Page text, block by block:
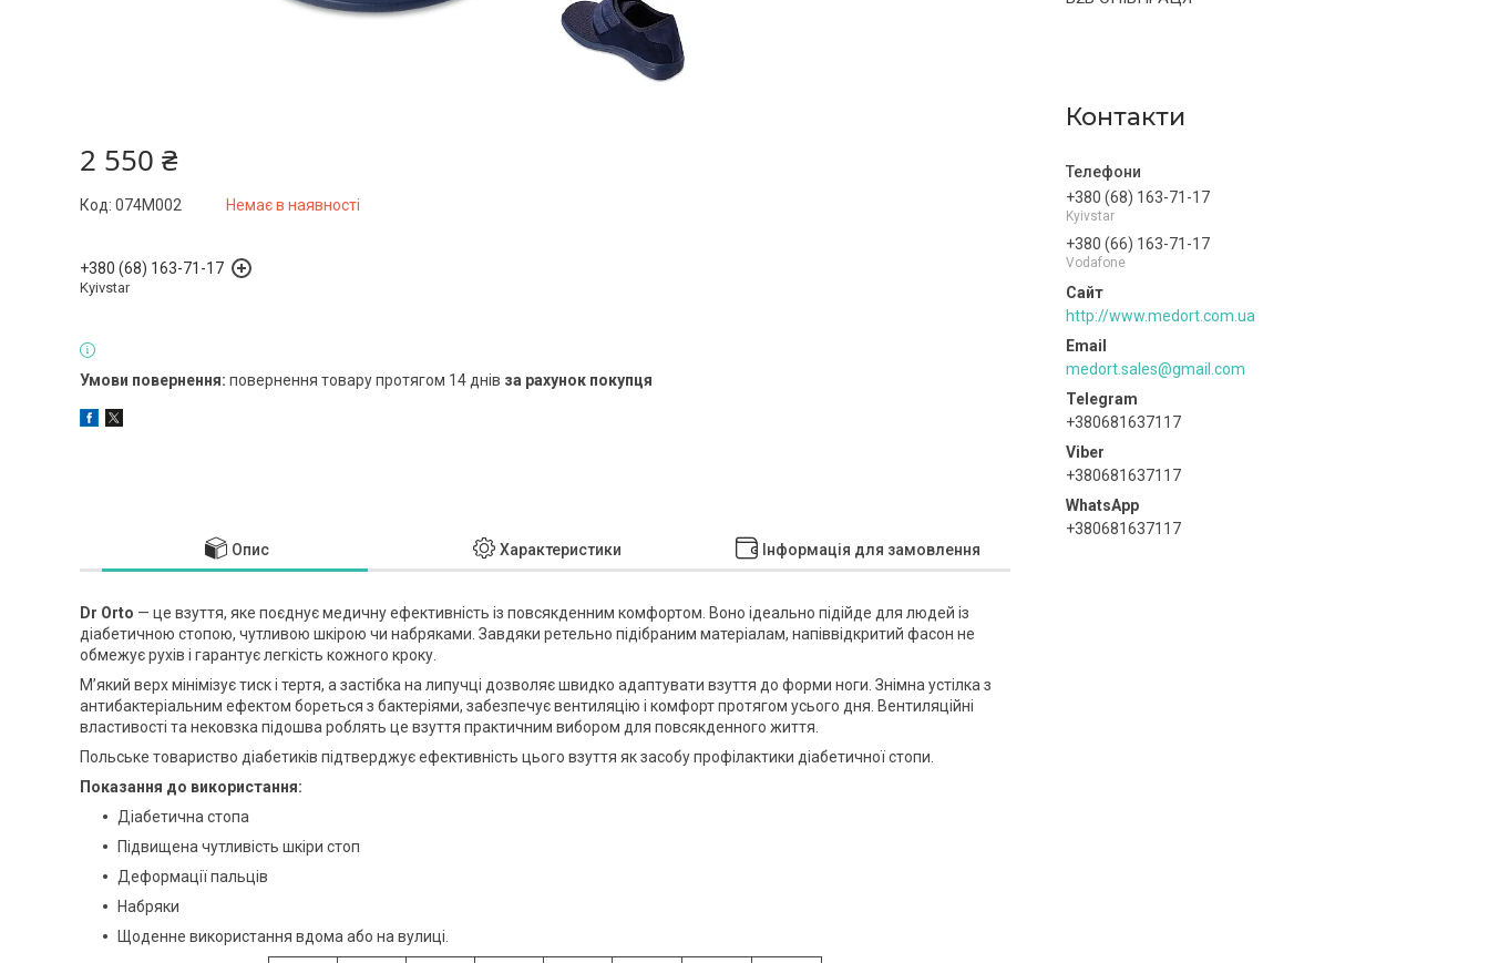
Контакти
+380 (68) 163-71-17
Kyivstar
+380 (66) 163-71-17
Vodafone
http://www.medort.com.ua
medort.sales@gmail.com
+380681637117
+380681637117
+380681637117
2 550 ₴
Немає в наявності
Код: 074M002
+380 (68) 163-71-17
Kyivstar
повернення товару протягом 14 днів за рахунок покупця
Опис Характеристики Інформація для замовлення
Dr Orto — це взуття, яке поєднує медичну ефективність із повсякденним комфортом. Воно ідеально підійде для людей із
діабетичною стопою, чутливою шкірою чи набряками. Завдяки ретельно підібраним матеріалам, напіввідкритий фасон не
обмежує рухів і гарантує легкість кожного кроку.
М’який верх мінімізує тиск і тертя, а застібка на липучці дозволяє швидко адаптувати взуття до форми ноги. Знімна устілка з
антибактеріальним ефектом бореться з бактеріями, забезпечує вентиляцію і комфорт протягом усього дня. Вентиляційні
властивості та нековзка підошва роблять це взуття практичним вибором для повсякденного життя.
Польське товариство діабетиків підтверджує ефективність цього взуття як засобу профілактики діабетичної стопи.
Показання до використання:
Діабетична стопа
Підвищена чутливість шкіри стоп
Деформації пальців
Набряки
Щоденне використання вдома або на вулиці.